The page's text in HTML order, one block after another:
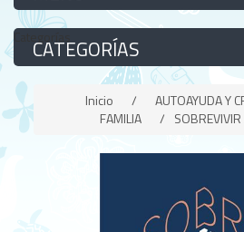
Categorías
Inicio / AUTOAYUDA Y
FAMILIA
/